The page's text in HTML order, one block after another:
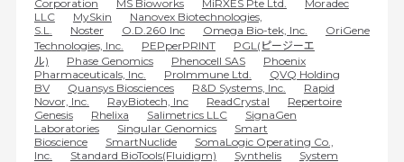
Corporation
MS Bioworks MiRXES Pte Ltd.
Moradec
LLC
MySkin
Nanovex Biotechnologies,
S.L.
Noster O.D.260 Inc Omega Bio-tek, Inc.
OriGene
Technologies, Inc.
PEPperPRINT
PGL(ピージーエ
ル)
Phase Genomics Phenocell SAS
Phoenix
Pharmaceuticals, Inc.
ProImmune Ltd.
QVQ Holding
BV
Quansys Biosciences R&D Systems, Inc.
Rapid
Novor, Inc.
RayBiotech, Inc ReadCrystal
Repertoire
Genesis
Rhelixa Salimetrics LLC
SignaGen
Laboratories
Singular Genomics
Smart
Bioscience
SmartNuclide
SomaLogic Operating Co.,
Inc.
Standard BioTools(Fluidigm) Synthelis
System